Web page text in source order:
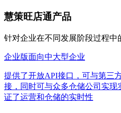
慧策旺店通产品
针对企业在不同发展阶段过程中
企业版面向中大型企业
提供了开放API接口，可与第三
接，同时可与众多仓储公司实现
证了运营和仓储的实时性